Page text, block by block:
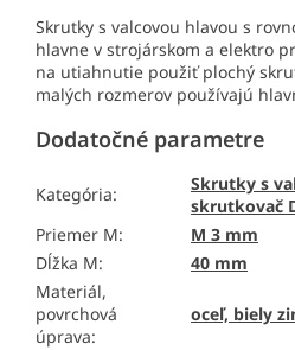
Skrutky s valcovou hlavou s
hlavne v strojárskom a elektro
na utiahnutie použiť plochý
malých rozmerov používajú
Dodatočné parametre
Kategória:
Skrutky s
skrutkovač
Priemer M:
M 3 mm
Dĺžka M:
40 mm
Materiál,
povrchová
úprava:
oceľ, biely